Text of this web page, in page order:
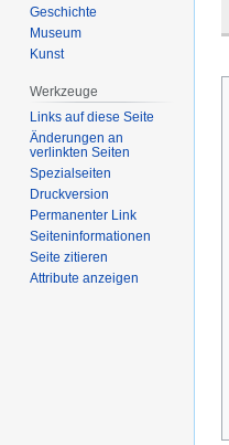
Geschichte
Museum
Kunst
Werkzeuge
Links auf diese Seite
Änderungen an
verlinkten Seiten
Spezialseiten
Druckversion
Permanenter Link
Seiten­­informationen
Seite zitieren
Attribute anzeigen